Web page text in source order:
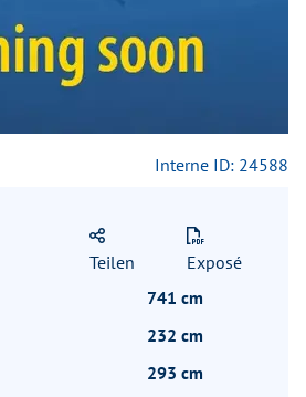
Interne ID: 24588
Teilen
Exposé
741 cm
232 cm
293 cm